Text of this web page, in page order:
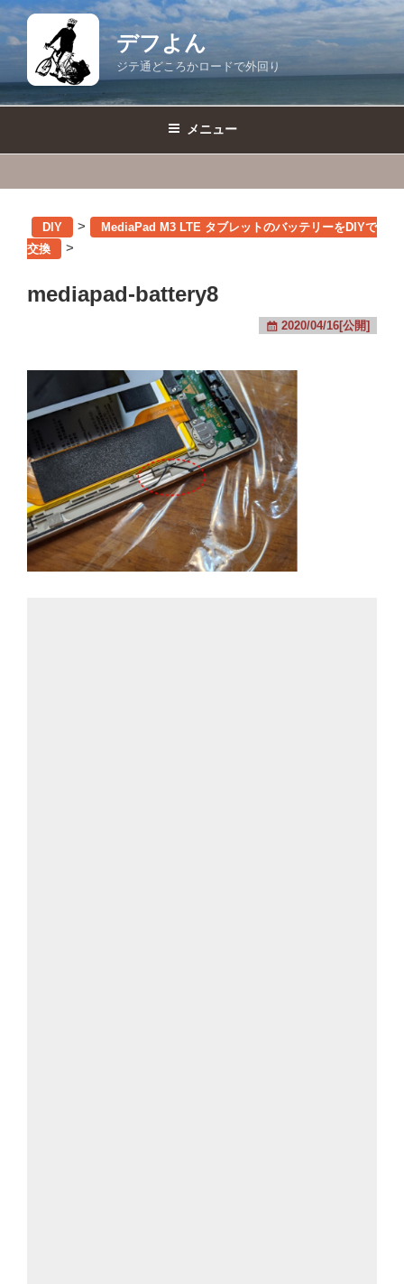
コ
ン
デフよん
ジテ通どころかロードで外回り
メニュー
DIY >
MediaPad M3 LTE タブレットのバッテリーをDIYで
交換
>
mediapad-battery8
2020/04/16[公開]